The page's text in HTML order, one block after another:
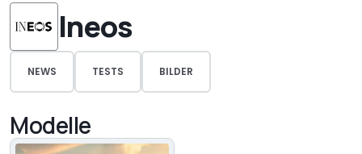
Ineos
NEWS TESTS BILDER
Modelle